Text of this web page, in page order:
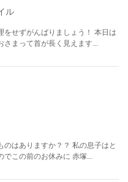
をせずがんばりましょう！ 本日は
さまって首が長く見えます...
はありますか？？ 私の息子はと
でこの前のお休みに 赤塚...